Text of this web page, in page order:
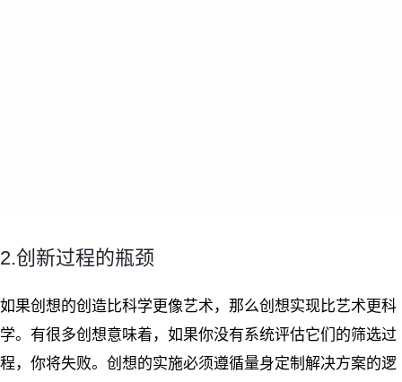
2.创新过程的瓶颈
如果创想的创造比科学更像艺术，那么创想实现比艺术更科
学。有很多创想意味着，如果你没有系统评估它们的筛选过
程，你将失败。创想的实施必须遵循量身定制解决方案的逻